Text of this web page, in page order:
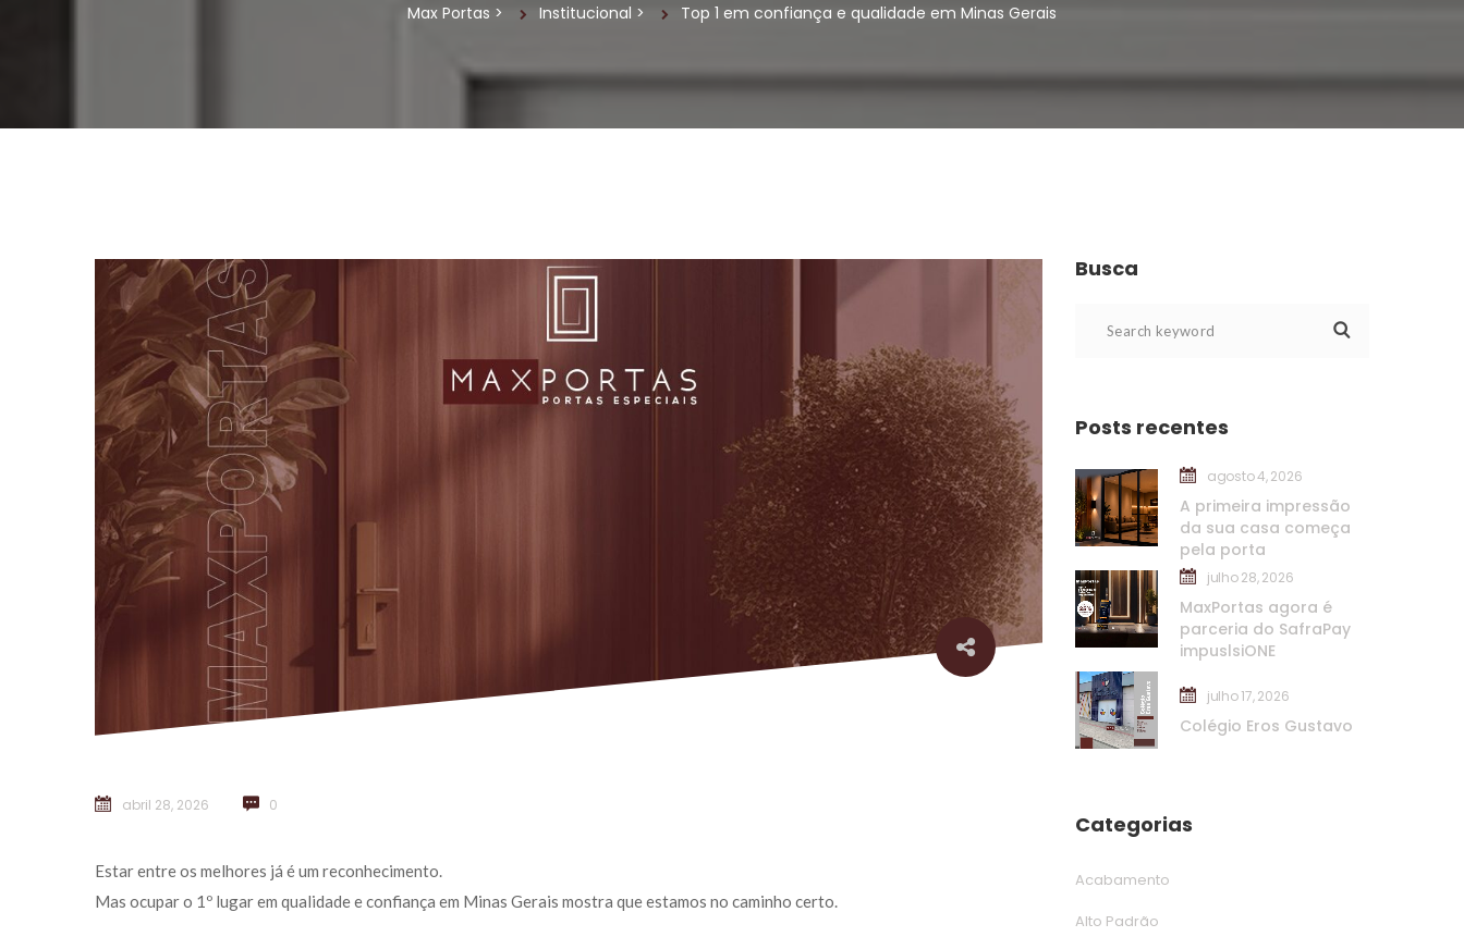
Max Porta > Institucional > Top 1 em confiança e qualidade em Minas Gerai
abril 28, 2026 0
Estar entre os melhores já é um reconhecimento.
Mas ocupar o 1º lugar em qualidade e confiança em Minas Gerais mostra que estamos no caminho certo.
Busca
Posts recente
agosto 4, 2026
A primeira impressão
da sua casa começa
pela porta
julho 28, 2026
MaxPortas agora é
parceria do SafraPay
impuslsiONE
julho 17, 2026
Colégio Eros Gustavo
Categoria
Acabamento
Alto Padrão